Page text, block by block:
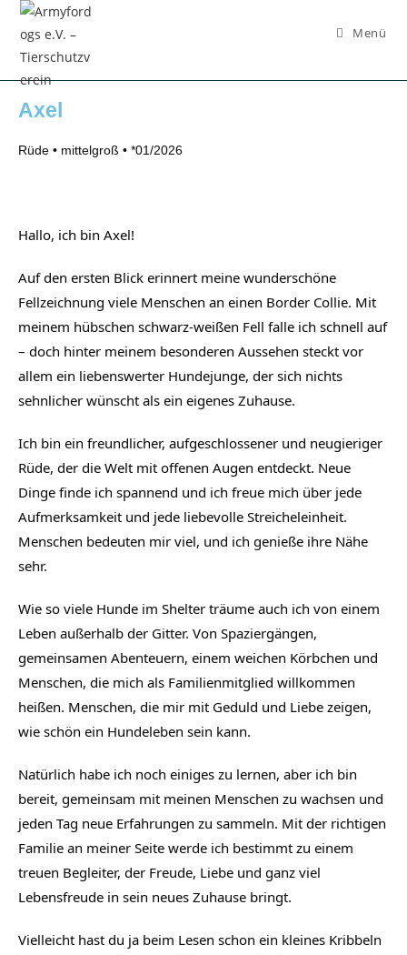
Menü
Axel
Rüde • mittelgroß • *01/2026
Hallo, ich bin Axel!
Auf den ersten Blick erinnert meine wunderschöne
Fellzeichnung viele Menschen an einen Border Collie. Mit
meinem hübschen schwarz-weißen Fell falle ich schnell auf
– doch hinter meinem besonderen Aussehen steckt vor
allem ein liebenswerter Hundejunge, der sich nichts
sehnlicher wünscht als ein eigenes Zuhause.
Ich bin ein freundlicher, aufgeschlossener und neugieriger
Rüde, der die Welt mit offenen Augen entdeckt. Neue
Dinge finde ich spannend und ich freue mich über jede
Aufmerksamkeit und jede liebevolle Streicheleinheit.
Menschen bedeuten mir viel, und ich genieße ihre Nähe
sehr.
Wie so viele Hunde im Shelter träume auch ich von einem
Leben außerhalb der Gitter. Von Spaziergängen,
gemeinsamen Abenteuern, einem weichen Körbchen und
Menschen, die mich als Familienmitglied willkommen
heißen. Menschen, die mir mit Geduld und Liebe zeigen,
wie schön ein Hundeleben sein kann.
Natürlich habe ich noch einiges zu lernen, aber ich bin
bereit, gemeinsam mit meinen Menschen zu wachsen und
jeden Tag neue Erfahrungen zu sammeln. Mit der richtigen
Familie an meiner Seite werde ich bestimmt zu einem
treuen Begleiter, der Freude, Liebe und ganz viel
Lebensfreude in sein neues Zuhause bringt.
Vielleicht hast du ja beim Lesen schon ein kleines Kribbeln